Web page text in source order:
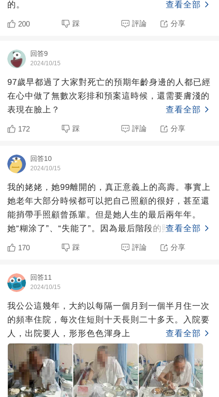
的。 查看全部
200 踩 評論 分享
回答9
2024/10/15
97歲早都過了大家對死亡的預期年齡身邊的人都已經
在心中做了無數次彩排和預案這時候，還需要膚淺的
表現在臉上？
查看全部
172 踩 評論 分享
回答10
2024/10/15
我的姥姥，她99離開的，真正意義上的高壽。事實上
她老年大部分時候都可以把自己照顧的很好，甚至還
能捎帶手照顧曾孫輩。但是她人生的最后兩年年。
她“糊涂了”、“失能了”。因為最后階段的照顧是舅舅
舅媽來主導的
查看全部
170 踩 評論 分享
回答11
2024/10/15
我公公這幾年，大約以每隔一個月到一個半月住一次
的頻率住院，每次住短則十天長則二十多天。入院要
人，出院要人，形形色色渾身上
查看全部